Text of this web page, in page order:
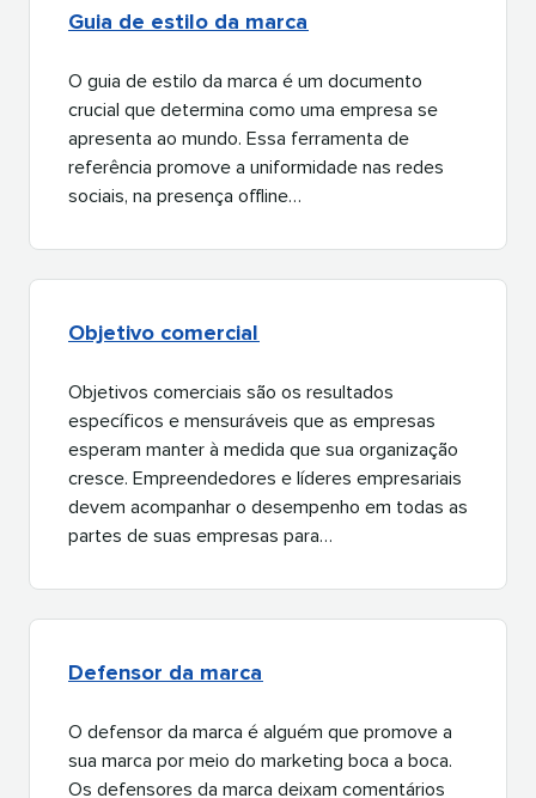
Guia de estilo da marca​​
O guia de estilo da marca é um documento
crucial que determina como uma empresa se
apresenta ao mundo. Essa ferramenta de
referência promove a uniformidade nas redes
sociais, na presença offline…​​
Objetivo comercial​​
Objetivos comerciais são os resultados
específicos e mensuráveis que as empresas
esperam manter à medida que sua organização
cresce. Empreendedores e líderes empresariais
devem acompanhar o desempenho em todas as
partes de suas empresas para…​​
Defensor da marca​​
O defensor da marca é alguém que promove a
sua marca por meio do marketing boca a boca.
Os defensores da marca deixam comentários